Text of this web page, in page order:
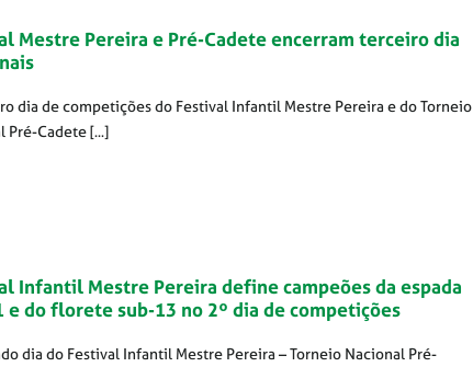
Mestre Pereira e Pré-Cadete encerram terceiro dia
dia de competições do Festival Infantil Mestre Pereira e do Torneio
Pré-Cadete [...]
Infantil Mestre Pereira define campeões da espada
e do florete sub-13 no 2º dia de competições
dia do Festival Infantil Mestre Pereira – Torneio Nacional Pré-